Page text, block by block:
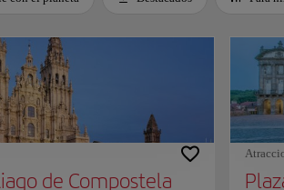
de Compostela